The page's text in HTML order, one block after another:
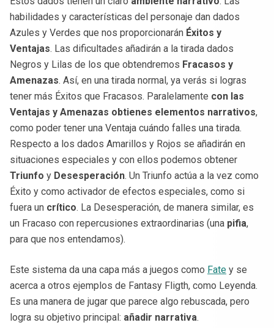
habilidades y características del personaje dan dados
Azules y Verdes que nos proporcionarán Éxitos y
Ventajas. Las dificultades añadirán a la tirada dados
Negros y Lilas de los que obtendremos Fracasos y
Amenazas. Así, en una tirada normal, ya verás si logras
tener más Éxitos que Fracasos. Paralelamente con las
Ventajas y Amenazas obtienes elementos narrativos,
como poder tener una Ventaja cuándo falles una tirada.
Respecto a los dados Amarillos y Rojos se añadirán en
situaciones especiales y con ellos podemos obtener
Triunfo y Desesperación. Un Triunfo actúa a la vez como
Éxito y como activador de efectos especiales, como si
fuera un crítico. La Desesperación, de manera similar, es
un Fracaso con repercusiones extraordinarias (una pifia,
para que nos entendamos).
Este sistema da una capa más a juegos como Fate y se
acerca a otros ejemplos de Fantasy Fligth, como Leyenda.
Es una manera de jugar que parece algo rebuscada, pero
logra su objetivo principal: añadir narrativa.